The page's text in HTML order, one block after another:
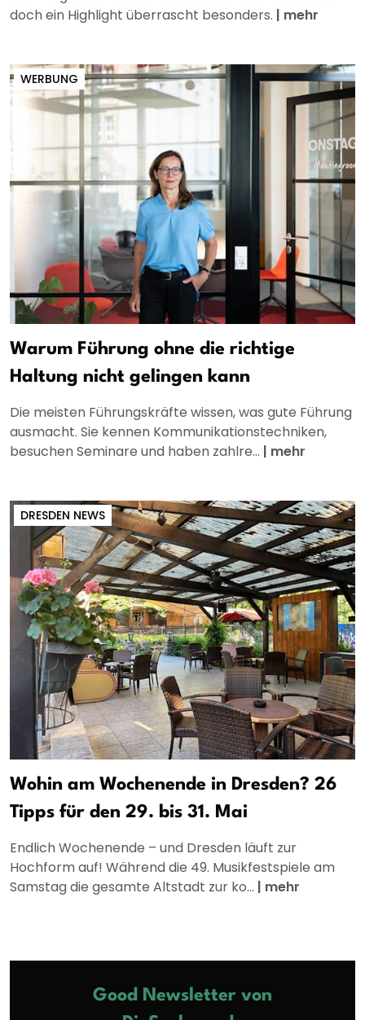
doch ein Highlight überrascht besonders. | mehr
WERBUNG
Warum Führung ohne die richtige
Haltung nicht gelingen kann
Die meisten Führungskräfte wissen, was gute Führung
ausmacht. Sie kennen Kommunikationstechniken,
besuchen Seminare und haben zahlre... | mehr
DRESDEN NEWS
Wohin am Wochenende in Dresden? 26
Tipps für den 29. bis 31. Mai
Endlich Wochenende – und Dresden läuft zur
Hochform auf! Während die 49. Musikfestspiele am
Samstag die gesamte Altstadt zur ko... | mehr
Good Newsletter von